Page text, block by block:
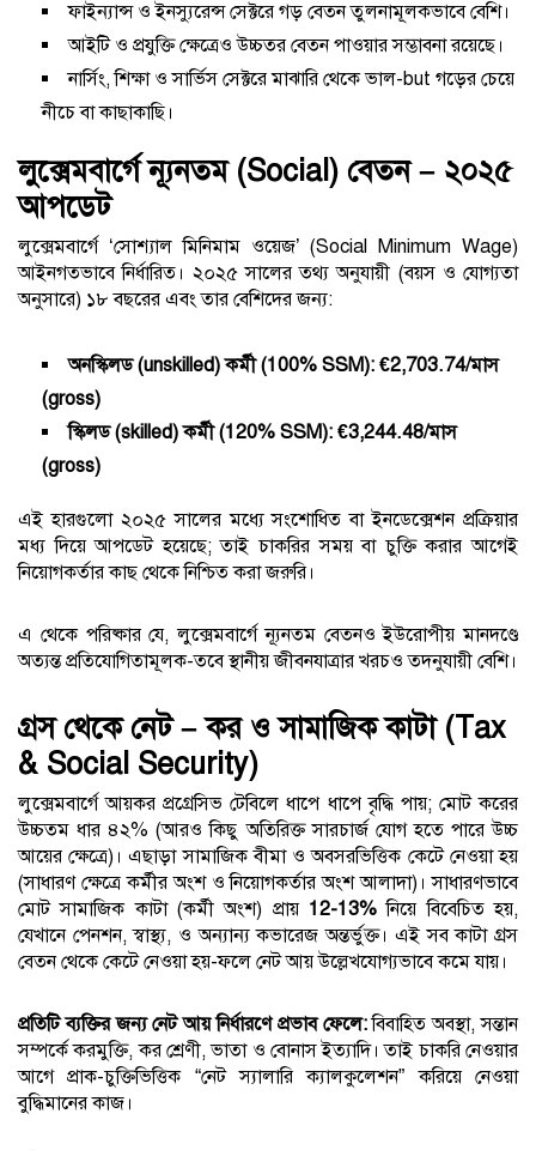
ফাইন্যান্স ও ইনস্যুরেন্স সেক্টরে গড় বেতন তুলনামূলকভাবে বেশি।
আইটি ও প্রযুক্তি ক্ষেত্রেও উচ্চতর বেতন পাওয়ার সম্ভাবনা রয়েছে।
নার্সিং, শিক্ষা ও সার্ভিস সেক্টরে মাঝারি থেকে ভাল-but গড়ের চেয়ে
নীচে বা কাছাকাছি।
লুক্সেমবার্গে ন্যূনতম (Social) বেতন – ২০২৫
আপডেট
লুক্সেমবার্গে ‘সোশ্যাল মিনিমাম ওয়েজ’ (Social Minimum Wage)
আইনগতভাবে নির্ধারিত। ২০২৫ সালের তথ্য অনুযায়ী (বয়স ও যোগ্যতা
অনুসারে) ১৮ বছরের এবং তার বেশিদের জন্য:
অনস্কিলড (unskilled) কর্মী (100% SSM): €2,703.74/মাস
(gross)
স্কিলড (skilled) কর্মী (120% SSM): €3,244.48/মাস
(gross)
এই হারগুলো ২০২৫ সালের মধ্যে সংশোধিত বা ইনডেক্সেশন প্রক্রিয়ার
মধ্য দিয়ে আপডেট হয়েছে; তাই চাকরির সময় বা চুক্তি করার আগেই
নিয়োগকর্তার কাছ থেকে নিশ্চিত করা জরুরি।
এ থেকে পরিষ্কার যে, লুক্সেমবার্গে ন্যূনতম বেতনও ইউরোপীয় মানদণ্ডে
অত্যন্ত প্রতিযোগিতামূলক-তবে স্থানীয় জীবনযাত্রার খরচও তদনুযায়ী বেশি।
গ্রস থেকে নেট – কর ও সামাজিক কাটা (Tax
& Social Security)
লুক্সেমবার্গে আয়কর প্রগ্রেসিভ টেবিলে ধাপে ধাপে বৃদ্ধি পায়; মোট করের
উচ্চতম ধার ৪২% (আরও কিছু অতিরিক্ত সারচার্জ যোগ হতে পারে উচ্চ
আয়ের ক্ষেত্রে)। এছাড়া সামাজিক বীমা ও অবসরভিত্তিক কেটে নেওয়া হয়
(সাধারণ ক্ষেত্রে কর্মীর অংশ ও নিয়োগকর্তার অংশ আলাদা)। সাধারণভাবে
মোট সামাজিক কাটা (কর্মী অংশ) প্রায় 12-13% নিয়ে বিবেচিত হয়,
যেখানে পেনশন, স্বাস্থ্য, ও অন্যান্য কভারেজ অন্তর্ভুক্ত। এই সব কাটা গ্রস
বেতন থেকে কেটে নেওয়া হয়-ফলে নেট আয় উল্লেখযোগ্যভাবে কমে যায়।
প্রতিটি ব্যক্তির জন্য নেট আয় নির্ধারণে প্রভাব ফেলে:বিবাহিত অবস্থা, সন্তান
সম্পর্কে করমুক্তি, কর শ্রেণী, ভাতা ও বোনাস ইত্যাদি। তাই চাকরি নেওয়ার
আগে প্রাক-চুক্তিভিত্তিক “নেট স্যালারি ক্যালকুলেশন” করিয়ে নেওয়া
বুদ্ধিমানের কাজ।